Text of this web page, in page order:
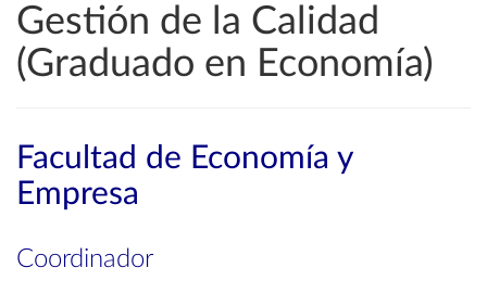
Gestión de la Calidad
(Graduado en Economía)
Facultad de Economía y
Empresa
Coordinador